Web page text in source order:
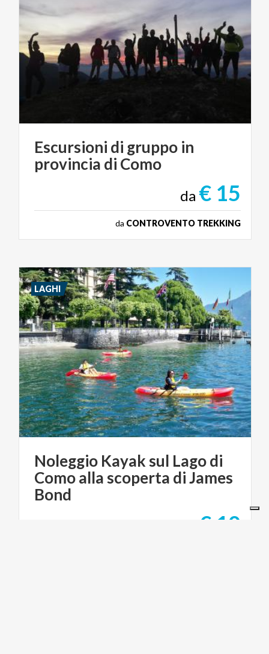
Escursioni di gruppo in
provincia di Como
da € 15
da CONTROVENTO TREKKING
Noleggio Kayak sul Lago di
Como alla scoperta di James
Bond
€ 10
LAGHI